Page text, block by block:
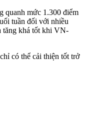
quanh mức 1.300 điểm
tuần đối với nhiều
tăng khá tốt khi VN-
có thể cải thiện tốt trở